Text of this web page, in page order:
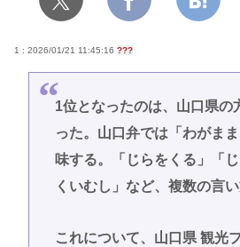
1 : 2026/01/21 11:45:16 ???
1位となったのは、山口県の
った。山口弁では「わがま
味する。「じらをくる」「
くいむし」など、複数の言い
これについて、山口県 観光